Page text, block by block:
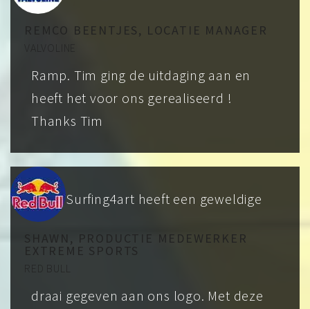
REMCO BEENTJES, LOCATIE MANAGER
Ramp. Tim ging de uitdaging aan en
heeft het voor ons gerealiseerd !
Thanks Tim
SHAWN, PRODUCTIE MEDEWERKER
EXTREME SPORTS
RED BULL
Surfing4art heeft een geweldige
draai gegeven aan ons logo. Met deze